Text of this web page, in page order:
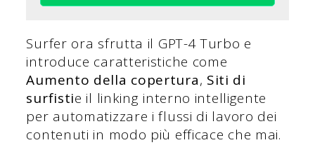
Surfer ora sfrutta il GPT-4 Turbo e
introduce caratteristiche come
Aumento della copertura, Siti di
surfistie il linking interno intelligente
per automatizzare i flussi di lavoro dei
contenuti in modo più efficace che mai.